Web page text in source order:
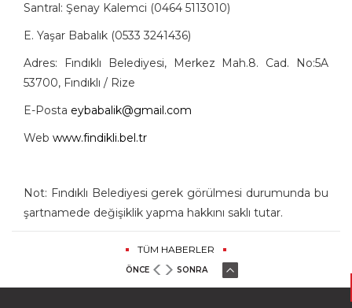
Santral: Şenay Kalemci (0464 5113010)
E. Yaşar Babalık (0533 3241436)
Adres: Fındıklı Belediyesi, Merkez Mah.8. Cad. No:5A
53700, Fındıklı / Rize
E-Posta eybabalik@gmail.com
Web www.findikli.bel.tr
Not: Fındıklı Belediyesi gerek görülmesi durumunda bu
şartnamede değişiklik yapma hakkını saklı tutar.
TÜM HABERLER
ÖNCE SONRA